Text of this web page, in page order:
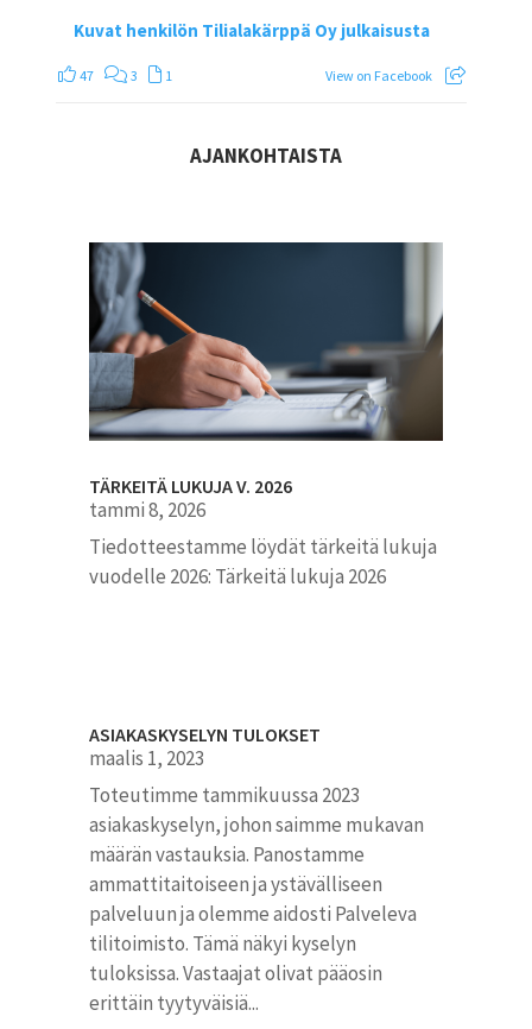
Kuvat henkilön Tilialakärppä Oy julkaisusta
47 3 1 View on Facebook
AJANKOHTAISTA
TÄRKEITÄ LUKUJA V. 2026
tammi 8, 2026
Tiedotteestamme löydät tärkeitä lukuja
vuodelle 2026: Tärkeitä lukuja 2026
ASIAKASKYSELYN TULOKSET
maalis 1, 2023
Toteutimme tammikuussa 2023
asiakaskyselyn, johon saimme mukavan
määrän vastauksia. Panostamme
ammattitaitoiseen ja ystävälliseen
palveluun ja olemme aidosti Palveleva
tilitoimisto. Tämä näkyi kyselyn
tuloksissa. Vastaajat olivat pääosin
erittäin tyytyväisiä...